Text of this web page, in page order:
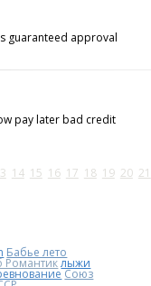
guaranteed approval
pay later bad credit
14 15 16 17 18 19 20 21
Бабье лето
Романтиклыжи
Союз